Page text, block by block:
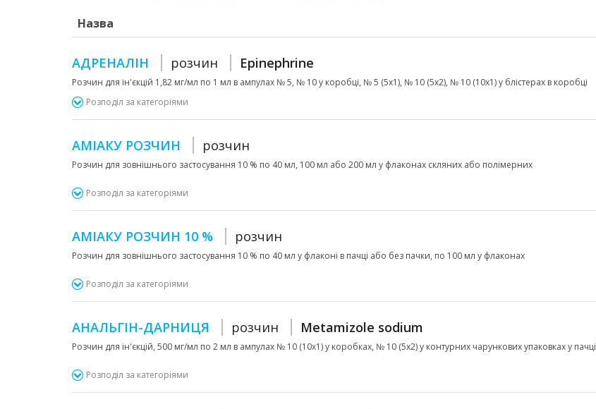
Назва
АДРЕНАЛІН розчин Epinephrine
Розчин для ін'єкцій 1,82 мг/мл по 1 мл в ампулах № 5, № 10 у коробці, № 5 (5х1), № 10 (5х2), № 10 (10х1) у блістерах в коробці
Розподіл за категоріями
АМІАКУ РОЗЧИН розчин
Розчин для зовнішнього застосування 10 % по 40 мл, 100 мл або 200 мл у флаконах скляних або полімерних
Розподіл за категоріями
АМІАКУ РОЗЧИН 10 % розчин
Розчин для зовнішнього застосування 10 % по 40 мл у флаконі в пачці або без пачки, по 100 мл у флаконах
Розподіл за категоріями
АНАЛЬГІН-ДАРНИЦЯ розчин Metamizole sodium
Розчин для ін'єкцій, 500 мг/мл по 2 мл в ампулах № 10 (10х1) у коробках, № 10 (5х2) у контурних чарункових упаковках у пачці
Розподіл за категоріями